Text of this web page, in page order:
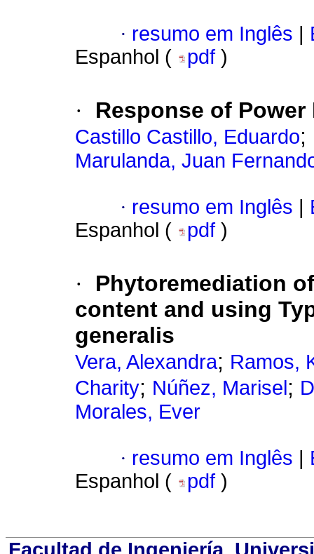
· resumo em Inglês
Espanhol (
pdf )
· Response of
Castillo Castillo, Eduardo;
Marulanda, Juan
· resumo em Inglês
Espanhol (
pdf )
·
Phytoremediation
content and using
generalis
Vera, Alexandra; Ramos,
Charity; Núñez, Marisel ;
Morales, Ever
· resumo em Inglês
Espanhol (
pdf )